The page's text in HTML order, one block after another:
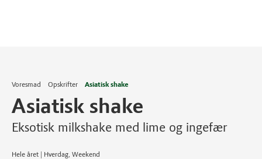
Voresmad Opskrifter Asiatisk shake
Asiatisk shake
Eksotisk milkshake med lime og ingefær
Hele året | Hverdag, Weekend